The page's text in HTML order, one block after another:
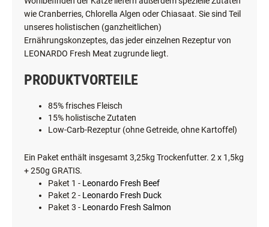
wie Cranberries, Chlorella Algen oder Chiasaat. Sie sind Teil
unseres holistischen (ganzheitlichen)
Ernährungskonzeptes, das jeder einzelnen Rezeptur von
LEONARDO Fresh Meat zugrunde liegt.
PRODUKTVORTEILE
85% frisches Fleisch
15% holistische Zutaten
Low-Carb-Rezeptur (ohne Getreide, ohne Kartoffel)
Ein Paket enthält insgesamt 3,25kg Trockenfutter. 2 x 1,5kg
+ 250g GRATIS.
Paket 1 - Leonardo Fresh Beef
Paket 2 - Leonardo Fresh Duck
Paket 3 - Leonardo Fresh Salmon